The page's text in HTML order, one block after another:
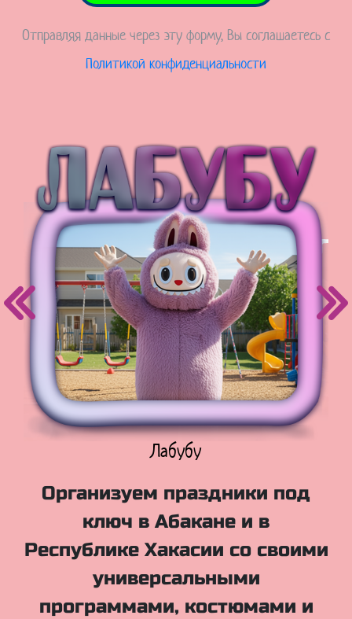
Отправляя данные через эту форму, Вы соглашаетесь с
Политикой конфиденциальности
Куклы Лол
Организуем праздники под
ключ в Абакане и в
Республике Хакасии со своими
универсальными
программами, костюмами и